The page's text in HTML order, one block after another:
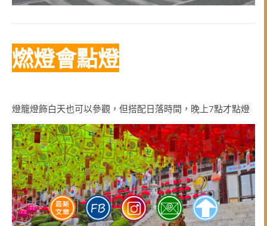
燃燈會點燈
燈籠燈飾白天也可以參觀，但搭配日落時間，晚上7點才點燈